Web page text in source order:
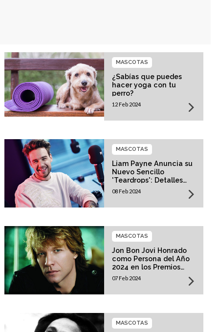
¿Sabías que puedes
hacer yoga con tu
perro?
MASCOTAS
12 Feb 2024
Liam Payne Anuncia su
Nuevo Sencillo
'Teardrops': Detalles
Revelados
MASCOTAS
08 Feb 2024
Jon Bon Jovi Honrado
como Persona del Año
2024 en los Premios
MusiCares
MASCOTAS
07 Feb 2024
MASCOTAS